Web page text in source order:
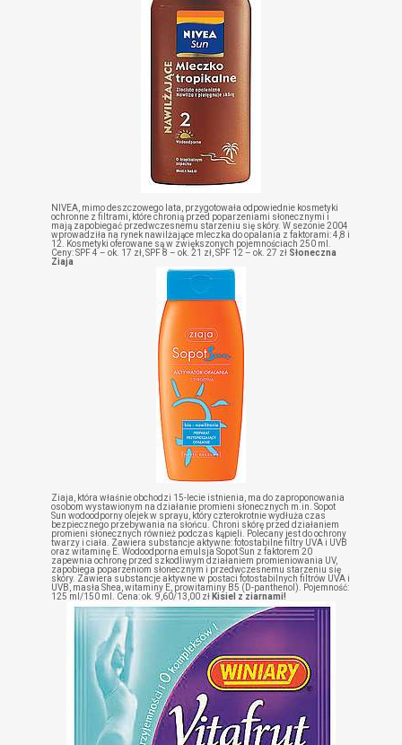
NIVEA, mimo deszczowego lata, przygotowała odpowiednie kosmetyki
ochronne z filtrami, które chronią przed poparzeniami słonecznymi i
mają zapobiegać przedwczesnemu starzeniu się skóry. W sezonie 2004
wprowadziła na rynek nawilżające mleczka do opalania z faktorami: 4,8 i
12. Kosmetyki oferowane są w zwiększonych pojemnościach 250 ml.
Ceny: SPF 4 – ok. 17 zł, SPF 8 – ok. 21 zł, SPF 12 – ok. 27 zł Słoneczna
Ziaja
Ziaja, która właśnie obchodzi 15-lecie istnienia, ma do zaproponowania
osobom wystawionym na działanie promieni słonecznych m.in. Sopot
Sun wodoodporny olejek w sprayu, który czterokrotnie wydłuża czas
bezpiecznego przebywania na słońcu. Chroni skórę przed działaniem
promieni słonecznych również podczas kąpieli. Polecany jest do ochrony
twarzy i ciała. Zawiera substancje aktywne: fotostabilne filtry UVA i UVB
oraz witaminę E. Wodoodporna emulsja Sopot Sun z faktorem 20
zapewnia ochronę przed szkodliwym działaniem promieniowania UV,
zapobiega poparzeniom słonecznym i przedwczesnemu starzeniu się
skóry. Zawiera substancje aktywne w postaci fotostabilnych filtrów UVA i
UVB, masła Shea, witaminy E, prowitaminy B5 (D-panthenol). Pojemność:
125 ml/150 ml. Cena: ok. 9,60/13,00 zł Kisiel z ziarnami!